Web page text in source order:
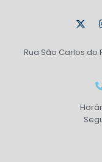
Rua São Carlos do